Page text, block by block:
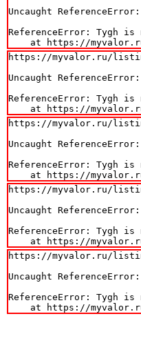
Uncaught
ReferenceError: Tygh is
at https://
https://myvalor.ru/
Uncaught
ReferenceError: Tygh is
at https://
https://myvalor.ru/
Uncaught
ReferenceError: Tygh is
at https://
https://myvalor.ru/
Uncaught
ReferenceError: Tygh is
at https://
https://myvalor.ru/
Uncaught
ReferenceError: Tygh is
at https://